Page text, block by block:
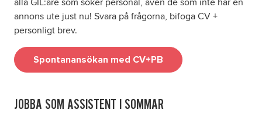
Om oss
Nyheter
alla GIL:are som söker personal, även de som inte har en
annons ute just nu! Svara på frågorna, bifoga CV +
personligt brev.
Spontanansökan med CV+PB
JOBBA SOM ASSISTENT I SOMMAR